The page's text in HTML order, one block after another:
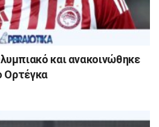
και ανακοινώθηκε
Ορτέγκα